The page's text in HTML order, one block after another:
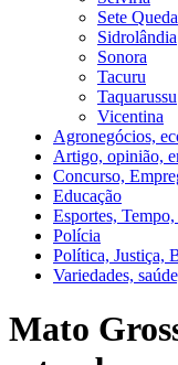
Sete
Sidrolândia
Sonora
Tacuru
Taquarussu
Vicentina
Agronegócios,
Artigo, opinião,
Concurso,
Educação
Esportes,
Polícia
Política, Justiça,
Variedades,
Mato